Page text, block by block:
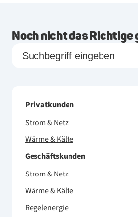
Noch nicht das Richtige
Privatkunden
Strom & Netz
Wärme & Kälte
Geschäftskunden
Strom & Netz
Wärme & Kälte
Regelenergie